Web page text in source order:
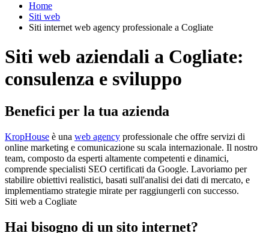
Home
Siti web
Siti internet web agency professionale a Cogliate
Siti web aziendali a Cogliate:
consulenza e sviluppo
Benefici per la tua azienda
KropHouse è una web agency professionale che offre servizi di
online marketing e comunicazione su scala internazionale. Il nostro
team, composto da esperti altamente competenti e dinamici,
comprende specialisti SEO certificati da Google. Lavoriamo per
stabilire obiettivi realistici, basati sull'analisi dei dati di mercato, e
implementiamo strategie mirate per raggiungerli con successo.
Siti web a Cogliate
Hai bisogno di un sito internet?